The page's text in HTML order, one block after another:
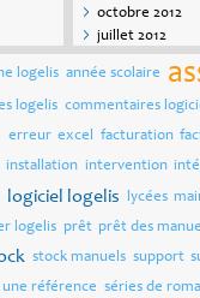
octobre 2012
juillet 2012
logelis année scolaire
logelis commentaires
erreur excel facturation
installation intervention
logiciel logelis lycées
logelis prêt prêt des
stock manuels support
référence séries de